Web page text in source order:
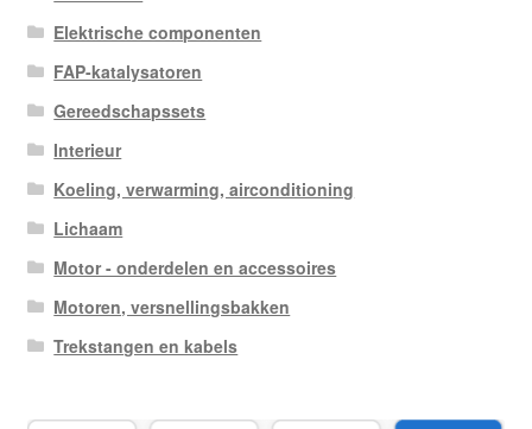
Elektrische componenten
FAP-katalysatoren
Gereedschapssets
Interieur
Koeling, verwarming, airconditioning
Lichaam
Motor - onderdelen en accessoires
Motoren, versnellingsbakken
Trekstangen en kabels